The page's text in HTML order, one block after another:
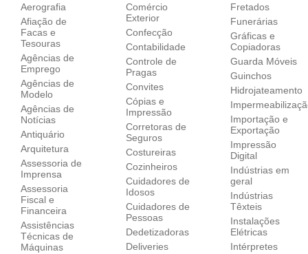
Aerografia
Afiação de
Facas e
Tesouras
Agências de
Emprego
Agências de
Modelo
Agências de
Notícias
Antiquário
Arquitetura
Assessoria de
Imprensa
Assessoria
Fiscal e
Financeira
Assistências
Técnicas de
Máquinas
Comércio
Exterior
Confecção
Contabilidade
Controle de
Pragas
Convites
Cópias e
Impressão
Corretoras de
Seguros
Costureiras
Cozinheiros
Cuidadores de
Idosos
Cuidadores de
Pessoas
Dedetizadoras
Deliveries
Fretados
Funerárias
Gráficas e
Copiadoras
Guarda Móveis
Guinchos
Hidrojateamento
Importação e
Exportação
Impressão
Digital
Indústrias em
geral
Indústrias
Têxteis
Instalações
Elétricas
Intérpretes